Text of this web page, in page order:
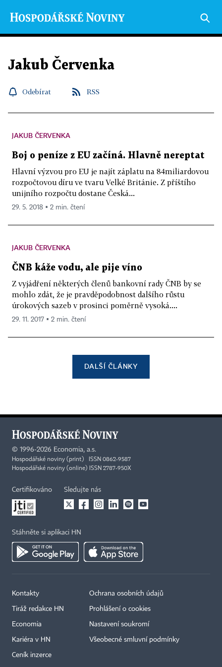
Jakub Červenka
Odebírat RSS
JAKUB ČERVENKA
Boj o peníze z EU začíná. Hlavně nereptat
Hlavní výzvou pro EU je najít záplatu na 84miliardovou
rozpočtovou díru ve tvaru Velké Británie. Z příštího
unijního rozpočtu dostane Česká...
29. 5. 2018 ▪ 2 min. čtení
JAKUB ČERVENKA
ČNB káže vodu, ale pije víno
Z vyjádření některých členů bankovní rady ČNB by se
mohlo zdát, že je pravděpodobnost dalšího růstu
úrokových sazeb v prosinci poměrně vysoká....
29. 11. 2017 ▪ 2 min. čtení
DALŠÍ ČLÁNKY
© 1996-2026 Economia, a.s.
Hospodářské noviny (print) ISSN 0862-9587
Hospodářské noviny (online) ISSN 2787-950X
Certifikováno Sledujte nás
Stáhněte si aplikaci HN
Kontakty
Tiráž redakce HN
Economia
Kariéra v HN
Ceník inzerce
Ochrana osobních údajů
Prohlášení o cookies
Nastavení soukromí
Všeobecné smluvní podmínky